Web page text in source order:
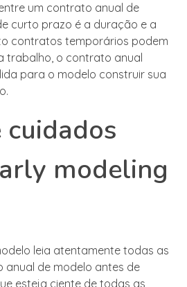
um contrato anual de
curto prazo é a duração e a
contratos temporários podem
trabalho, o contrato anual
para o modelo construir sua
modeling
leia atentamente todas as
anual de modelo antes de
esteja ciente de todas as